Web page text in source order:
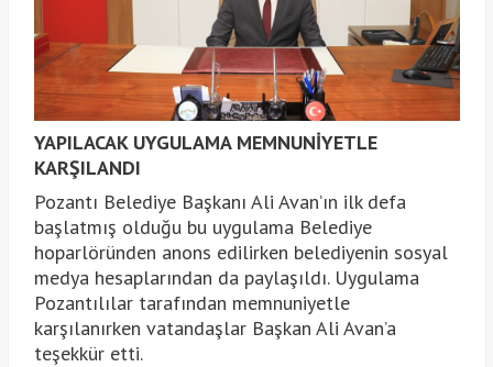
YAPILACAK UYGULAMA MEMNUNİYETLE
KARŞILANDI
Pozantı Belediye Başkanı Ali Avan’ın ilk defa
başlatmış olduğu bu uygulama Belediye
hoparlöründen anons edilirken belediyenin sosyal
medya hesaplarından da paylaşıldı. Uygulama
Pozantılılar tarafından memnuniyetle
karşılanırken vatandaşlar Başkan Ali Avan’a
teşekkür etti.